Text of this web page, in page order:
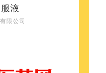
液
限公司